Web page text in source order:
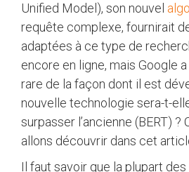
Unified Model), son nouvel
requête complexe, fournirait
adaptées à ce type de
encore en ligne, mais Google
rare de la façon dont il est
nouvelle technologie sera-t-
surpasser l’ancienne (BERT) ?
allons découvrir dans cet
Il faut savoir que la plupart